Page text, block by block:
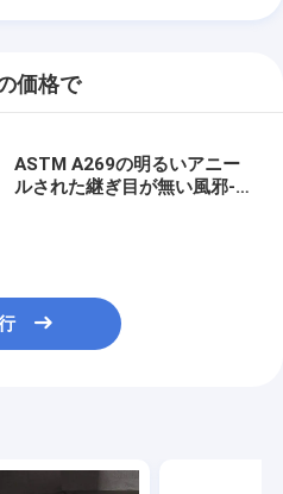
価格で
ASTM A269の明るいアニー
ルされた継ぎ目が無い風邪-